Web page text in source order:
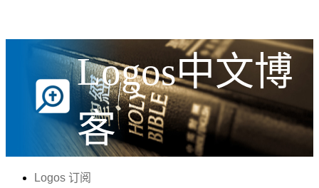
Logos中文博
客
Logos 订阅